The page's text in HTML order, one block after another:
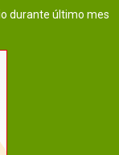
durante último mes